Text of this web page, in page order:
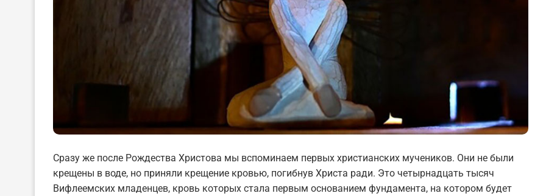
Сразу же после Рождества Христова мы вспоминаем первых христианских мучеников. Они не были
крещены в воде, но приняли крещение кровью, погибнув Христа ради. Это четырнадцать тысяч
Вифлеемских младенцев, кровь которых стала первым основанием фундамента, на котором будет